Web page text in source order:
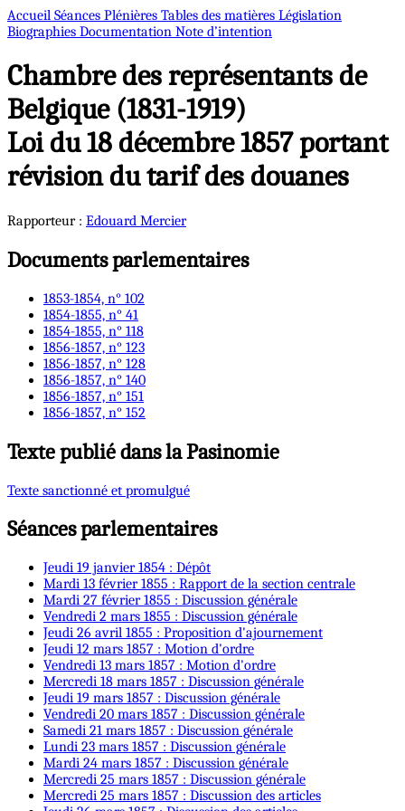
Accueil Séances Plénières Tables des matières Législation
Biographies Documentation Note d’intention
Chambre des représentants de
Belgique (1831-1919)
Loi du 18 décembre 1857 portant
révision du tarif des douanes
Rapporteur : Edouard Mercier
Documents parlementaires
1853-1854, n° 102
1854-1855, n° 41
1854-1855, n° 118
1856-1857, n° 123
1856-1857, n° 128
1856-1857, n° 140
1856-1857, n° 151
1856-1857, n° 152
Texte publié dans la Pasinomie
Texte sanctionné et promulgué
Séances parlementaires
Jeudi 19 janvier 1854 : Dépôt
Mardi 13 février 1855 : Rapport de la section centrale
Mardi 27 février 1855 : Discussion générale
Vendredi 2 mars 1855 : Discussion générale
Jeudi 26 avril 1855 : Proposition d'ajournement
Jeudi 12 mars 1857 : Motion d'ordre
Vendredi 13 mars 1857 : Motion d'ordre
Mercredi 18 mars 1857 : Discussion générale
Jeudi 19 mars 1857 : Discussion générale
Vendredi 20 mars 1857 : Discussion générale
Samedi 21 mars 1857 : Discussion générale
Lundi 23 mars 1857 : Discussion générale
Mardi 24 mars 1857 : Discussion générale
Mercredi 25 mars 1857 : Discussion générale
Mercredi 25 mars 1857 : Discussion des articles